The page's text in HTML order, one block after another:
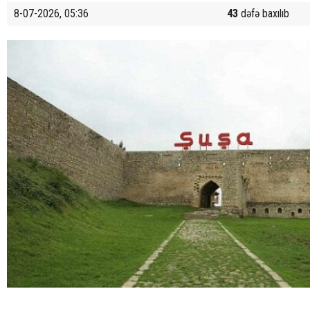
8-07-2026, 05:36 43 dəfə baxılıb